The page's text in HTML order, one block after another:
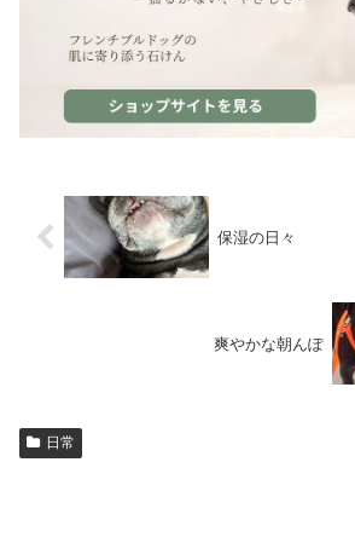
保湿の日々
爽やかな朝んぽ
日常